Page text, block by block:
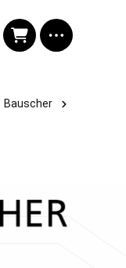
Bauscher